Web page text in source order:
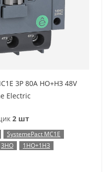
3P 80A НО+НЗ 48V
Electric
2 шт
SystemePact MC1E
3НО
1НО+1НЗ